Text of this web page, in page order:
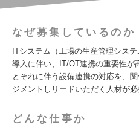
なぜ募集しているのか
ITシステム（工場の生産管理シス
導入に伴い、IT/OT連携の重要性が
とそれに伴う設備連携の対応を、
ジメントしリードいただく人材が
どんな仕事か